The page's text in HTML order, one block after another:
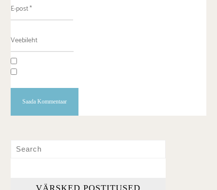
VÄRSKED POSTITUSED